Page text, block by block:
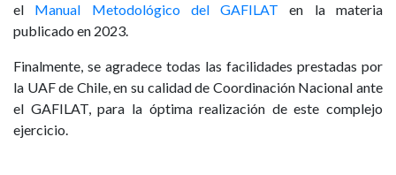
el Manual Metodológico del GAFILAT en la materia
publicado en 2023.
Finalmente, se agradece todas las facilidades prestadas por
la UAF de Chile, en su calidad de Coordinación Nacional ante
el GAFILAT, para la óptima realización de este complejo
ejercicio.